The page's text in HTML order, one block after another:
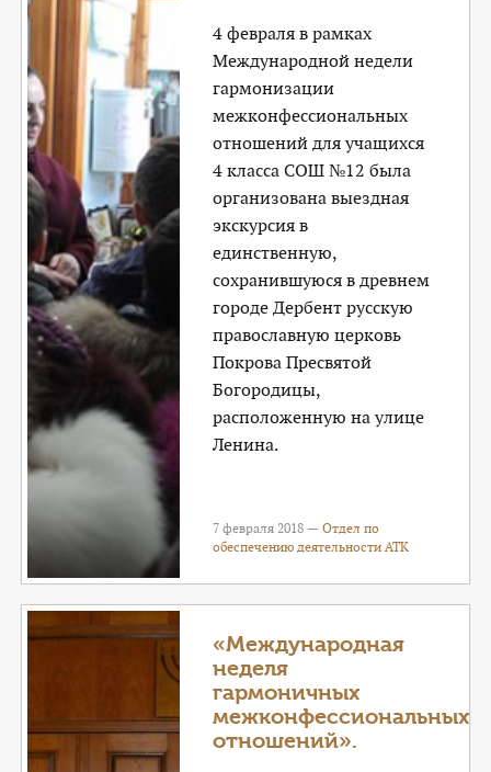
4 февраля в рамках
Международной недели
гармонизации
межконфессиональных
отношений для учащихся
4 класса СОШ №12 была
организована выездная
экскурсия в
единственную,
сохранившуюся в древнем
городе Дербент русскую
православную церковь
Покрова Пресвятой
Богородицы,
расположенную на улице
Ленина.
7 февраля 2018 —Отдел по
обеспечению деятельности АТК
«Международная
неделя
гармоничных
межконфессиональных
отношений».